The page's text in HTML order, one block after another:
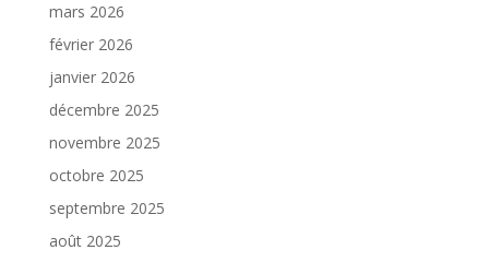
mars 2026
février 2026
janvier 2026
décembre 2025
novembre 2025
octobre 2025
septembre 2025
août 2025